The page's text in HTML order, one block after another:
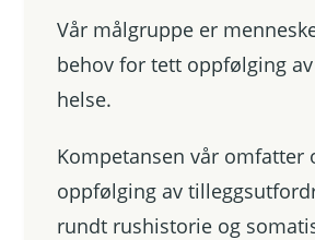
Vår målgruppe er
behov for tett oppfølging
helse.
Kompetansen vår omfatter
oppfølging av
rundt rushistorie og